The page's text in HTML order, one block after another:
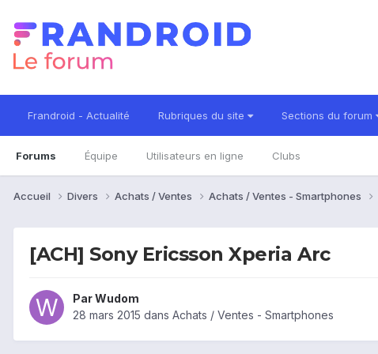
Frandroid - Actualité Rubriques du site Sections du forum
Forums Équipe Utilisateurs en ligne Clubs
Accueil Divers Achats / Ventes Achats / Ventes - Smartphones
[ACH] Sony Ericsson Xperia Arc
ParWudom
28 mars 2015 dans Achats / Ventes - Smartphones